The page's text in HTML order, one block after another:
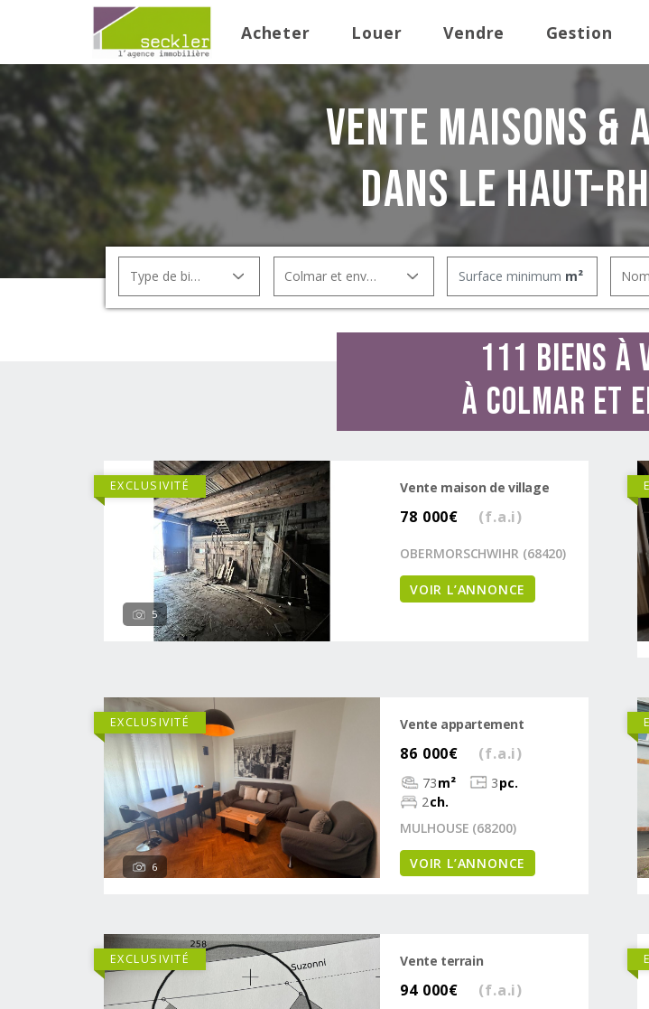
Acheter Louer Vendre Gestion
Vente Maisons &
dans le Haut-
Type de bien Colmar et environs m²
111 biens à
à Colmar et
EXCLUSIVITÉ
5
Vente maison de village
78 000€ (f.a.i)
OBERMORSCHWIHR (68420)
VOIR L’ANNONCE
EXCLUSIVITÉ
6
Vente appartement
86 000€ (f.a.i)
73m² 3pc.
2ch.
MULHOUSE (68200)
VOIR L’ANNONCE
EXCLUSIVITÉ Vente terrain
94 000€ (f.a.i)